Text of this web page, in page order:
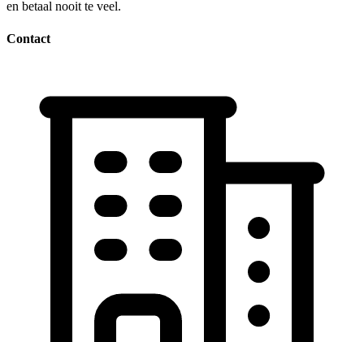
en betaal nooit te veel.
Contact